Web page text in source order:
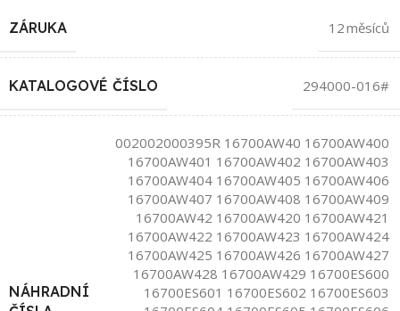
ZÁRUKA 12 měsíců
KATALOGOVÉ ČÍSLO 294000-016#
NÁHRADNÍ
002002000395R 16700AW40 16700AW400
16700AW401 16700AW402 16700AW403
16700AW404 16700AW405 16700AW406
16700AW407 16700AW408 16700AW409
16700AW42 16700AW420 16700AW421
16700AW422 16700AW423 16700AW424
16700AW425 16700AW426 16700AW427
16700AW428 16700AW429 16700ES600
16700ES601 16700ES602 16700ES603